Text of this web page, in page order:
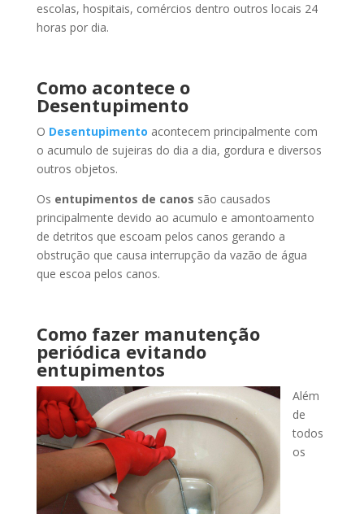
escolas, hospitais, comércios dentro outros locais 24
horas por dia.
Como acontece o
Desentupimento
O Desentupimento acontecem principalmente com
o acumulo de sujeiras do dia a dia, gordura e diversos
outros objetos.
Os entupimentos de canos são causados
principalmente devido ao acumulo e amontoamento
de detritos que escoam pelos canos gerando a
obstrução que causa interrupção da vazão de água
que escoa pelos canos.
Como fazer manutenção
periódica evitando
entupimentos
Além
de
todos
os